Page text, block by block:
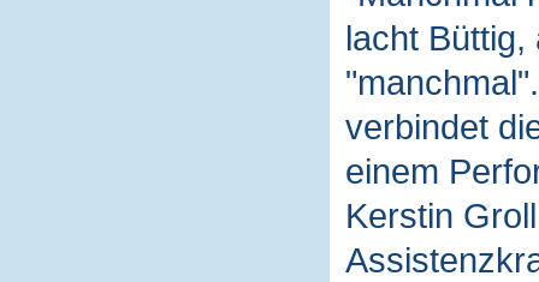
lacht
verbindet
einem
Kerstin